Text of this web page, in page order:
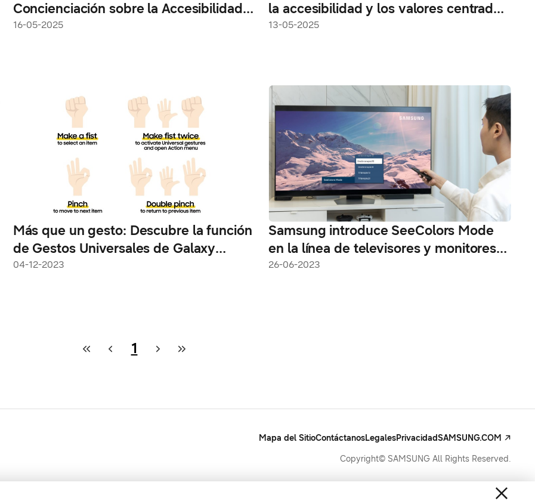
Concienciación sobre la Accesibilidad
Web] Auracast transforma la acústica
16-05-2025
la accesibilidad y los valores centrados
en el usuario a sus electrodomésticos
13-05-2025
Más que un gesto: Descubre la función
de Gestos Universales de Galaxy
Watch que mejora la accesibilidad
04-12-2023
Samsung introduce SeeColors Mode
en la línea de televisores y monitores
2023 para mejorar la experiencia de los
26-06-2023
1
Mapa del SitioContáctanosLegalesPrivacidadSAMSUNG.COM
Copyright© SAMSUNG All Rights Reserved.